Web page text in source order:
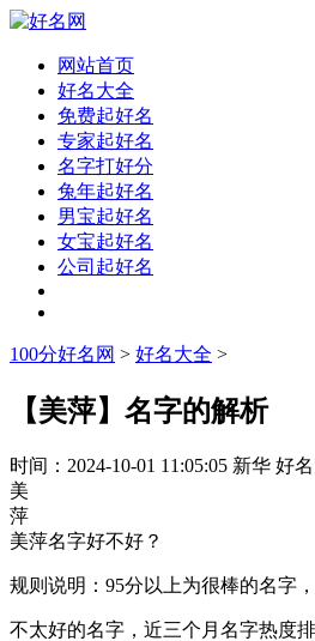
网站首页
好名大全
免费起好名
专家起好名
名字打好分
兔年起好名
男宝起好名
女宝起好名
公司起好名
100分好名网 > 好名大全 >
【美萍】名字的解析
时间： 2024-10-01 11:05:05 新华 好
美
萍
美萍名字好不好？
规则说明：95分以上为很棒的名字
不太好的名字，近三个月名字热度